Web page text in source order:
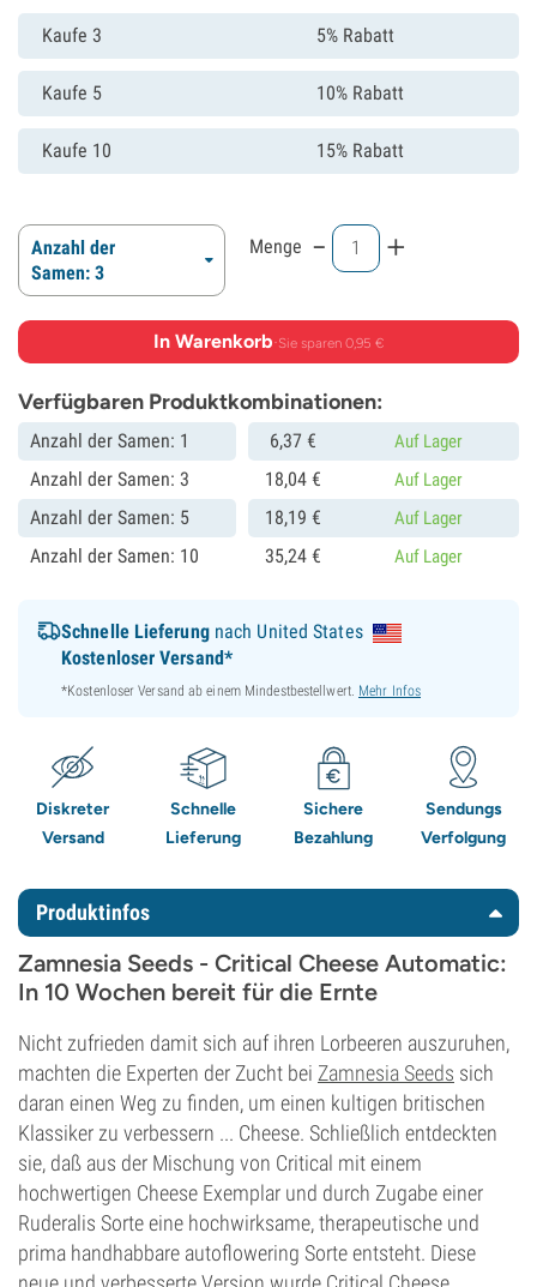
Kaufe 3 5% Rabatt
Kaufe 5 10% Rabatt
Kaufe 10 15% Rabatt
Anzahl der
Samen: 3
Menge - +
In Warenkorb·Sie sparen 0,95 €
Verfügbaren Produktkombinationen:
Anzahl der Samen: 1 6,37 € Auf Lager
Anzahl der Samen: 3 18,04 € Auf Lager
Anzahl der Samen: 5 18,19 € Auf Lager
Anzahl der Samen: 10 35,24 € Auf Lager
Schnelle Lieferungnach United States
Kostenloser Versand*
*Kostenloser Versand ab einem Mindestbestellwert. Mehr Infos
Diskreter
Versand
Schnelle
Lieferung
Sichere
Bezahlung
Sendungs
Verfolgung
Produktinfos
Zamnesia Seeds - Critical Cheese Automatic:
In 10 Wochen bereit für die Ernte
Nicht zufrieden damit sich auf ihren Lorbeeren auszuruhen,
machten die Experten der Zucht bei Zamnesia Seeds sich
daran einen Weg zu finden, um einen kultigen britischen
Klassiker zu verbessern ... Cheese. Schließlich entdeckten
sie, daß aus der Mischung von Critical mit einem
hochwertigen Cheese Exemplar und durch Zugabe einer
Ruderalis Sorte eine hochwirksame, therapeutische und
prima handhabbare autoflowering Sorte entsteht. Diese